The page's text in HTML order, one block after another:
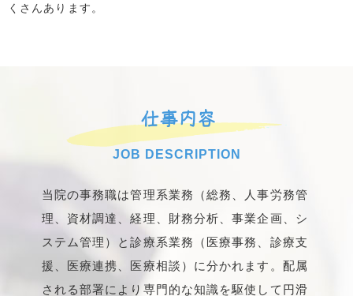
くさんあります。
仕事内容
JOB DESCRIPTION
当院の事務職は管理系業務（総務、人事労務管
理、資材調達、経理、財務分析、事業企画、シ
ステム管理）と診療系業務（医療事務、診療支
援、医療連携、医療相談）に分かれます。配属
される部署により専門的な知識を駆使して円滑